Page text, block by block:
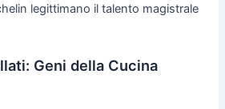
legittimano il talento magistrale
Geni della Cucina